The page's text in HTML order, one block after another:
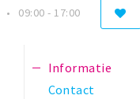
09:00 - 17:00
Informatie
Contact